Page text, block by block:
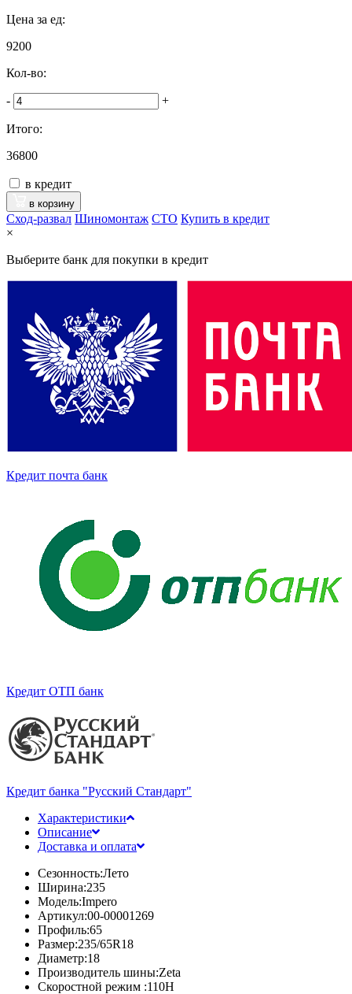
Цена за ед:
9200
Кол-во:
- +
Итого:
36800
в кредит
в корзину
Сход-развал Шиномонтаж CTO Купить в кредит
×
Выберите банк для покупки в кредит
Кредит почта банк
Кредит ОТП банк
Кредит банка "Русский Стандарт"
Характеристики
Описание
Доставка и оплата
Сезонность:Лето
Ширина:235
Модель:Impero
Артикул:00-00001269
Профиль:65
Размер:235/65R18
Диаметр:18
Производитель шины:Zeta
Скоростной режим :110H